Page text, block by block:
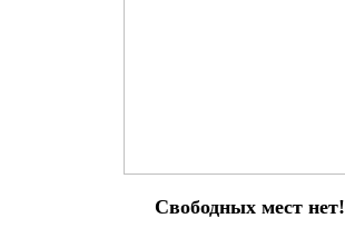
Свободных мест нет!